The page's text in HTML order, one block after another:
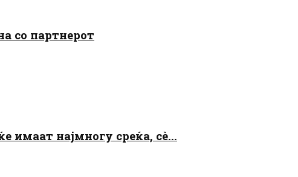
со партнерот
имаат најмногу среќа, сè...